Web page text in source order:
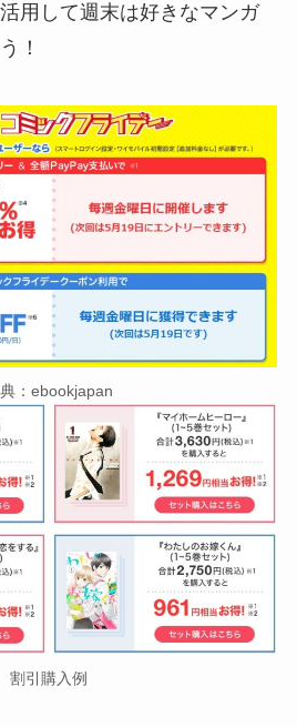
用して週末は好きなマンガ
！
：ebookjapan
割引購入例